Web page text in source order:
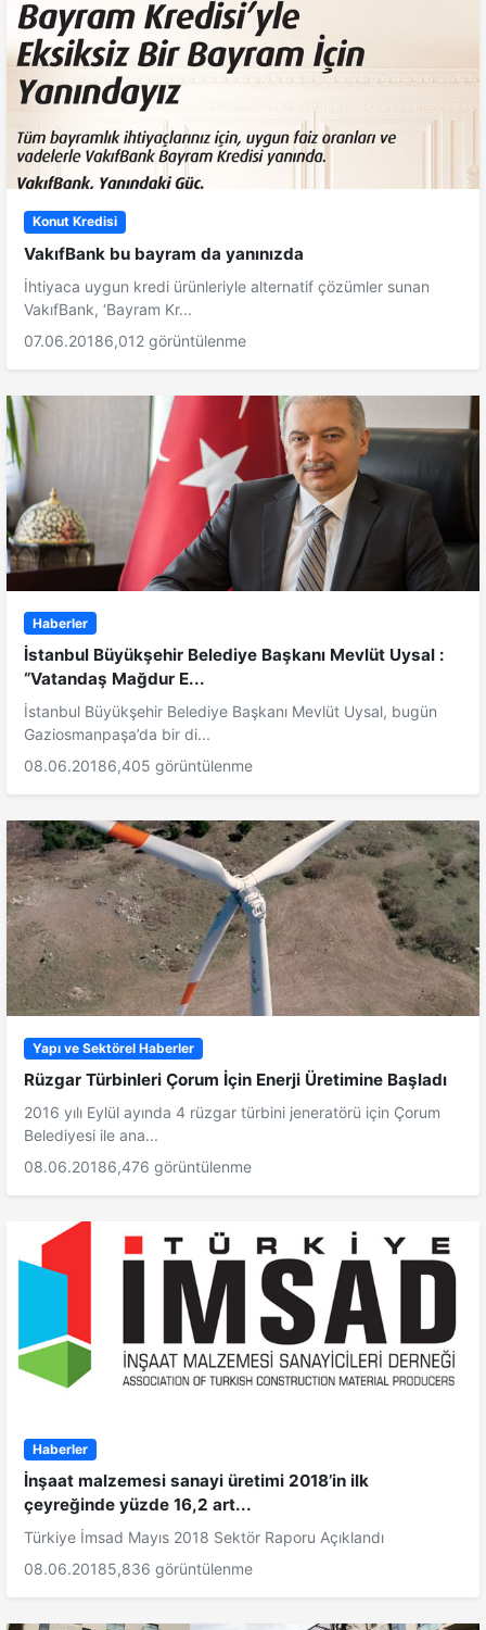
Konut Kredisi
VakıfBank bu bayram da yanınızda
İhtiyaca uygun kredi ürünleriyle alternatif çözümler sunan
VakıfBank, ‘Bayram Kr...
07.06.20186,012 görüntülenme
Haberler
İstanbul Büyükşehir Belediye Başkanı Mevlüt Uysal :
“Vatandaş Mağdur E...
İstanbul Büyükşehir Belediye Başkanı Mevlüt Uysal, bugün
Gaziosmanpaşa’da bir di...
08.06.20186,405 görüntülenme
Yapı ve Sektörel Haberler
Rüzgar Türbinleri Çorum İçin Enerji Üretimine Başladı
2016 yılı Eylül ayında 4 rüzgar türbini jeneratörü için Çorum
Belediyesi ile ana...
08.06.20186,476 görüntülenme
Haberler
İnşaat malzemesi sanayi üretimi 2018’in ilk
çeyreğinde yüzde 16,2 art...
Türkiye İmsad Mayıs 2018 Sektör Raporu Açıklandı
08.06.20185,836 görüntülenme